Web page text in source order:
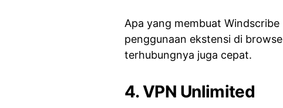
Apa yang membuat
penggunaan ekstensi di
terhubungnya juga cepat.
4. VPN Unlimited